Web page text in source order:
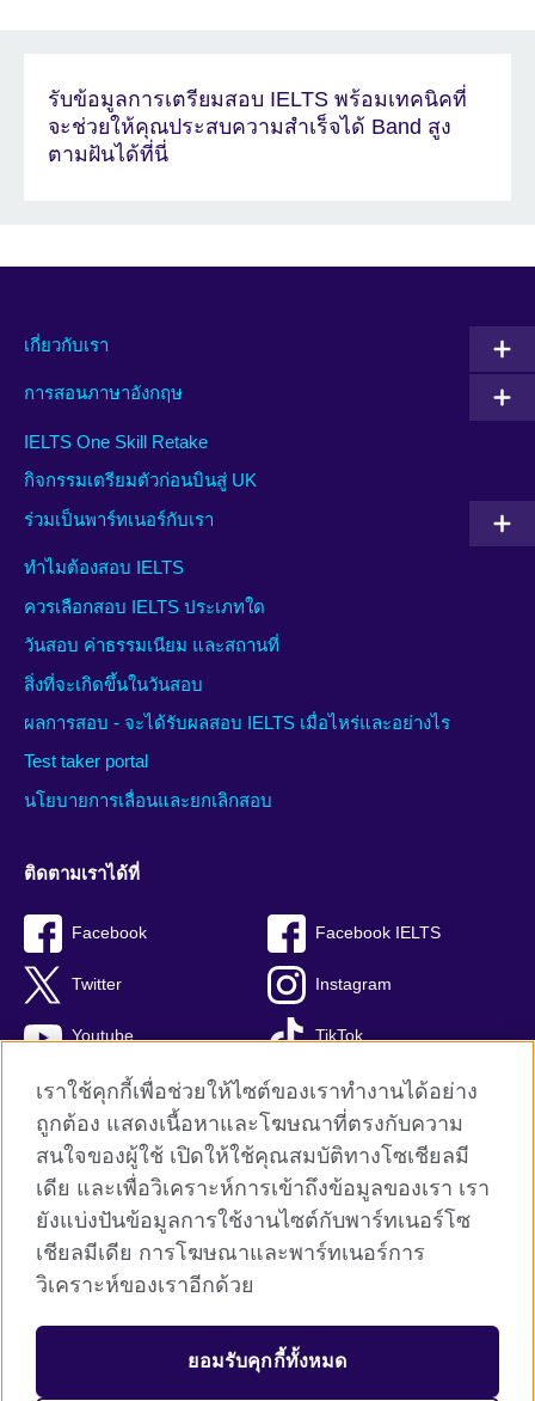
รับข้อมูลการเตรียมสอบ IELTS พร้อมเทคนิคที่
จะช่วยให้คุณประสบความสำเร็จได้ Band สูง
ตามฝันได้ที่นี่
เกี่ยวกับเรา
การสอนภาษาอังกฤษ
IELTS One Skill Retake
กิจกรรมเตรียมตัวก่อนบินสู่ UK
ร่วมเป็นพาร์ทเนอร์กับเรา
ทำไมต้องสอบ IELTS
ควรเลือกสอบ IELTS ประเภทใด
วันสอบ ค่าธรรมเนียม และสถานที่
สิ่งที่จะเกิดขึ้นในวันสอบ
ผลการสอบ - จะได้รับผลสอบ IELTS เมื่อไหร่และอย่างไร
Test taker portal
นโยบายการเลื่อนและยกเลิกสอบ
ติดตามเราได้ที่
Facebook Facebook IELTS
Twitter Instagram
Youtube TikTok
British Council global
Privacy and terms
Terms and conditions of sale
คุกกี้
Sitemap
© 2026 British Council
The United Kingdom’s international organisation for cultural relations
เราใช้คุกกี้เพื่อช่วยให้ไซต์ของเราทำงานได้อย่าง
ถูกต้อง แสดงเนื้อหาและโฆษณาที่ตรงกับความ
สนใจของผู้ใช้ เปิดให้ใช้คุณสมบัติทางโซเชียลมี
เดีย และเพื่อวิเคราะห์การเข้าถึงข้อมูลของเรา เรา
ยังแบ่งปันข้อมูลการใช้งานไซต์กับพาร์ทเนอร์โซ
เชียลมีเดีย การโฆษณาและพาร์ทเนอร์การ
วิเคราะห์ของเราอีกด้วย
ยอมรับคุกกี้ทั้งหมด